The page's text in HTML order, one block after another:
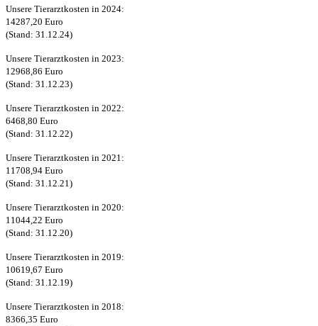
Unsere Tierarztkosten in 2024:
14287,20 Euro
(Stand: 31.12.24)
Unsere Tierarztkosten in 2023:
12968,86 Euro
(Stand: 31.12.23)
Unsere Tierarztkosten in 2022:
6468,80 Euro
(Stand: 31.12.22)
Unsere Tierarztkosten in 2021:
11708,94 Euro
(Stand: 31.12.21)
Unsere Tierarztkosten in 2020:
11044,22 Euro
(Stand: 31.12.20)
Unsere Tierarztkosten in 2019:
10619,67 Euro
(Stand: 31.12.19)
Unsere Tierarztkosten in 2018:
8366,35 Euro